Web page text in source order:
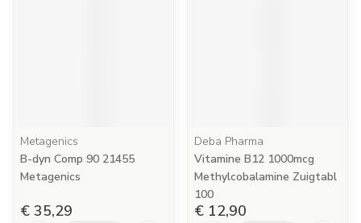
Metagenics
B-dyn Comp 90 21455
Metagenics
€ 35,29
Deba Pharma
Vitamine B12 1000mcg
Methylcobalamine Zuigtabl
100
€ 12,90